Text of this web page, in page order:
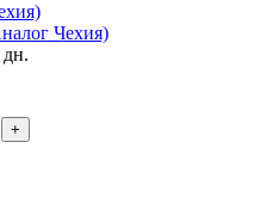
Чехия)
дн.
+